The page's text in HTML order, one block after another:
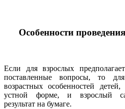
Особенности проведения
Если для взрослых
поставленные вопросы, то
возрастных особенностей
устной форме, и взрослый
результат на бумаге.